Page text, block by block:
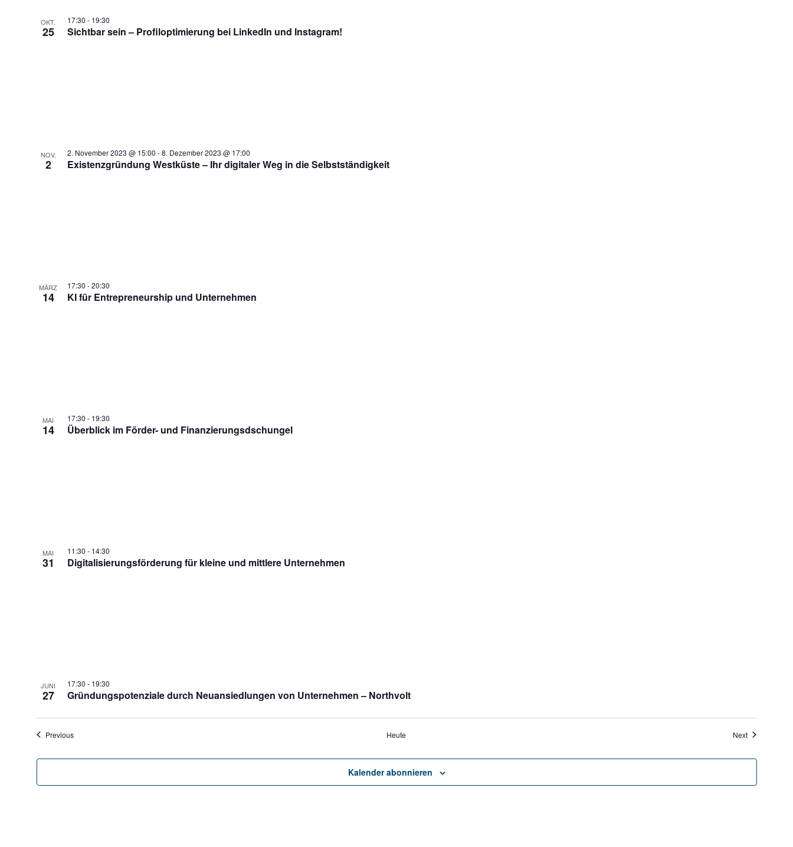
OKT.
25
17:30 - 19:30
Sichtbar sein – Profiloptimierung bei LinkedIn und Instagram!
NOV.
2
2. November 2023 @ 15:00 -8. Dezember 2023 @ 17:00
Existenzgründung Westküste – Ihr digitaler Weg in die Selbstständigkeit
MÄRZ
14
17:30 -20:30
KI für Entrepreneurship und Unternehmen
MAI
14
17:30 - 19:30
Überblick im Förder- und Finanzierungsdschungel
MAI
31
11:30 - 14:30
Digitalisierungsförderung für kleine und mittlere Unternehmen
JUNI
27
17:30 - 19:30
Gründungspotenziale durch Neuansiedlungen von Unternehmen – Northvolt
PreviousVeranstaltungen Heute Next
Kalender abonnieren